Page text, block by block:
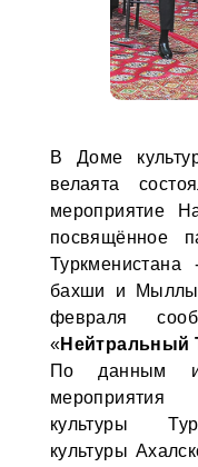
В Доме
велаята
мероприятие
посвящённое
бахши и
февраля
«Нейтральный
По данным
мероприятия
культуры
культуры